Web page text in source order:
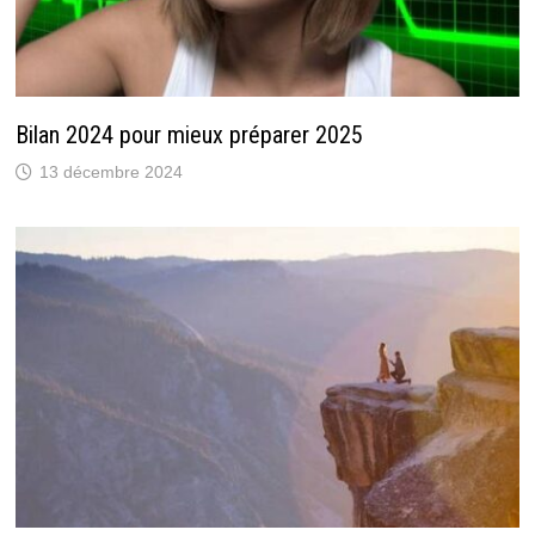
Bilan 2024 pour mieux préparer 2025
13 décembre 2024